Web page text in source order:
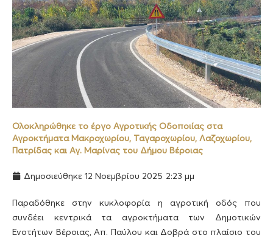
Ολοκληρώθηκε το έργο Αγροτικής Οδοποιίας στα
Αγροκτήματα Μακροχωρίου, Ταγαροχωρίου, Λαζοχωρίου,
Πατρίδας και Αγ. Μαρίνας του Δήμου Βέροιας
Δημοσιεύθηκε 12 Νοεμβρίου 2025 2:23 μμ
Παραδόθηκε στην κυκλοφορία η αγροτική οδός που
συνδέει κεντρικά τα αγροκτήματα των Δημοτικών
Ενοτήτων Βέροιας, Απ. Παύλου και Δοβρά στο πλαίσιο του